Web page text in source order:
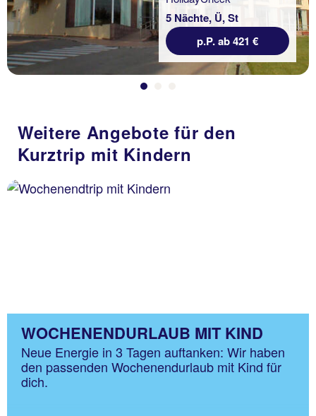
5 Nächte, Ü, St
p.P. ab 421 €
Weitere Angebote für den
Kurztrip mit Kindern
WOCHENENDURLAUB MIT KIND
Neue Energie in 3 Tagen auftanken: Wir haben
den passenden Wochenendurlaub mit Kind für
dich.